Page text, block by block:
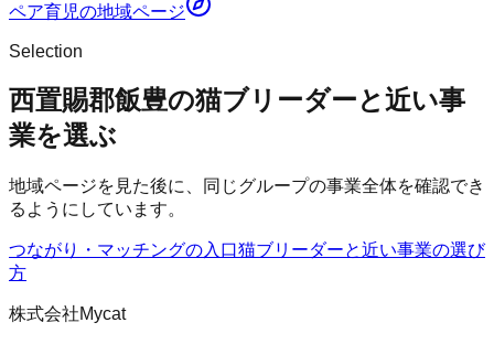
ペア育児の地域ページ
Selection
西置賜郡飯豊の猫ブリーダーと近い事
業を選ぶ
地域ページを見た後に、同じグループの事業全体を確認でき
るようにしています。
つながり・マッチングの入口猫ブリーダーと近い事業の選び
方
株式会社Mycat